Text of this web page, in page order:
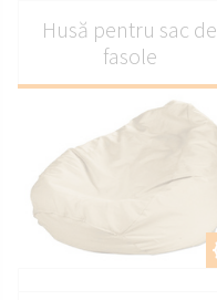
PERSONALIZAȚI
Husă pentru sac de
fasole